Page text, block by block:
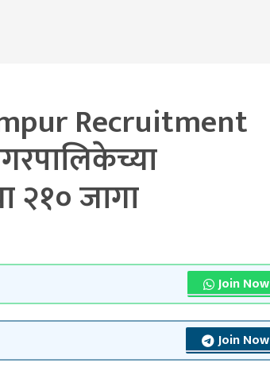
Recruitment
२१० जागा
Join Now
Join Now